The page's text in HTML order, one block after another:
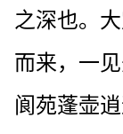
之深也。
而来，一
阆苑蓬壶